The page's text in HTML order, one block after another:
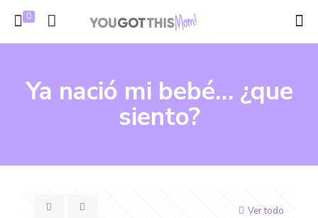
0
Ya nació mi bebé… ¿que
siento?
Ver todo